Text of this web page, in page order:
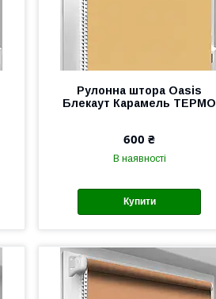
Рулонна штора Oasis
Блекаут Карамель ТЕРМО
600 ₴
В наявності
Купити